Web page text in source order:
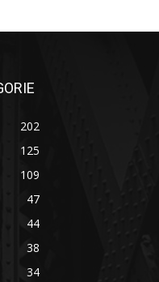
202
125
109
47
44
38
34